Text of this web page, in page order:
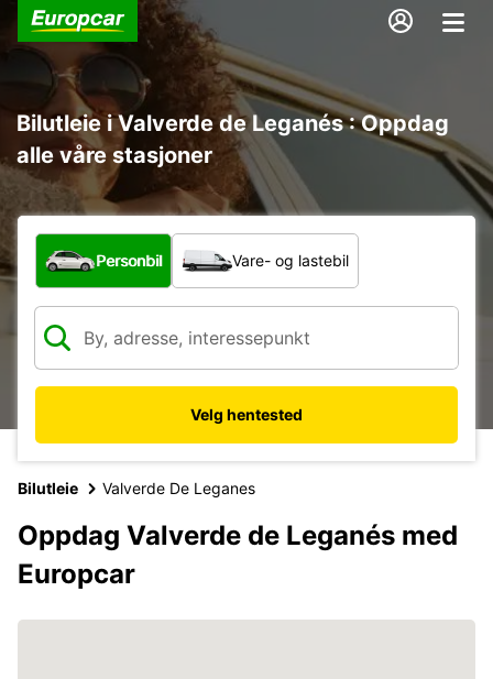
Bilutleie i Valverde de Leganés : Oppdag
alle våre stasjoner
Hvilken type bil?
Personbil Vare- og lastebil
Velg hentested
Bilutleie Valverde De Leganes
Oppdag Valverde de Leganés med
Europcar